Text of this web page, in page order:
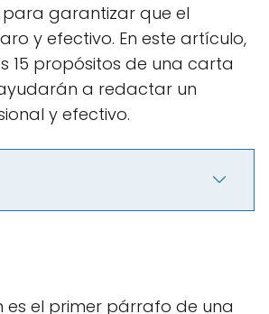
garantizar que el
y efectivo. En este artículo,
15 propósitos de una carta
a redactar un
y efectivo.
es el primer párrafo de una